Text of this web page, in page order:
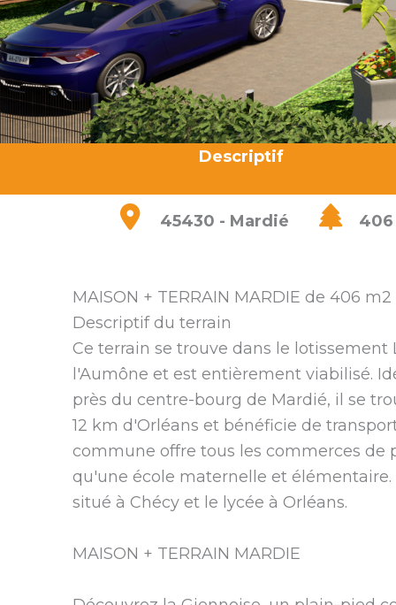
Descriptif
45430 - Mardié 406
MAISON + TERRAIN MARDIE de 406 m2
Descriptif du terrain
Ce terrain se trouve dans le lotissement
l'Aumône et est entièrement viabilisé.
près du centre-bourg de Mardié, il se
12 km d'Orléans et bénéficie de
commune offre tous les commerces de
qu'une école maternelle et élémentaire.
situé à Chécy et le lycée à Orléans.
MAISON + TERRAIN MARDIE